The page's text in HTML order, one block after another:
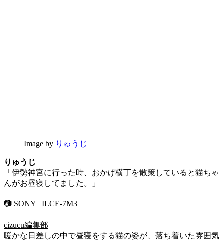
Image by りゅうじ
りゅうじ
「伊勢神宮に行った時、おかげ横丁を散策していると猫ちゃ
んがお昼寝してました。」
📷 SONY | ILCE-7M3
cizucu編集部
暖かな日差しの中で昼寝をする猫の姿が、落ち着いた雰囲気